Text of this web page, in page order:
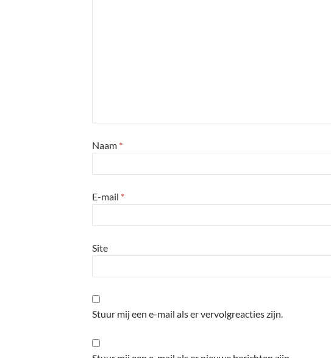
Naam *
E-mail *
Site
Stuur mij een e-mail als er vervolgreacties zijn.